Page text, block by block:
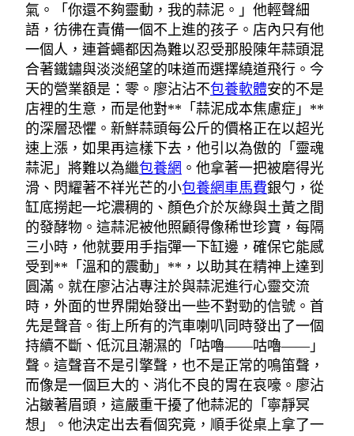
氣。「你還不夠靈動，我的蒜泥。」他輕聲細
語，彷彿在責備一個不上進的孩子。店內只有他
一個人，連蒼蠅都因為難以忍受那股陳年蒜頭混
合著鐵鏽與淡淡絕望的味道而選擇繞道飛行。今
天的營業額是：零。廖沾沾不包養軟體安的不是
店裡的生意，而是他對**「蒜泥成本焦慮症」**
的深層恐懼。新鮮蒜頭每公斤的價格正在以超光
速上漲，如果再這樣下去，他引以為傲的「靈魂
蒜泥」將難以為繼包養網 。他拿著一把被磨得光
滑、閃耀著不祥光芒的小包養網車馬費銀勺，從
缸底撈起一坨濃稠的、顏色介於灰綠與土黃之間
的發酵物。這蒜泥被他照顧得像稀世珍寶，每隔
三小時，他就要用手指彈一下缸邊，確保它能感
受到**「溫和的震動」**，以助其在精神上達到
圓滿。就在廖沾沾專注於與蒜泥進行心靈交流
時，外面的世界開始發出一些不對勁的信號。首
先是聲音。街上所有的汽車喇叭同時發出了一個
持續不斷、低沉且潮濕的「咕嚕——咕嚕——」
聲。這聲音不是引擎聲，也不是正常的鳴笛聲，
而像是一個巨大的、消化不良的胃在哀嚎。廖沾
沾皺著眉頭，這嚴重干擾了他蒜泥的「寧靜冥
想」。他決定出去看個究竟，順手從桌上拿了一